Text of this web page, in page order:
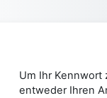
Um Ihr Kennwort
entweder Ihren